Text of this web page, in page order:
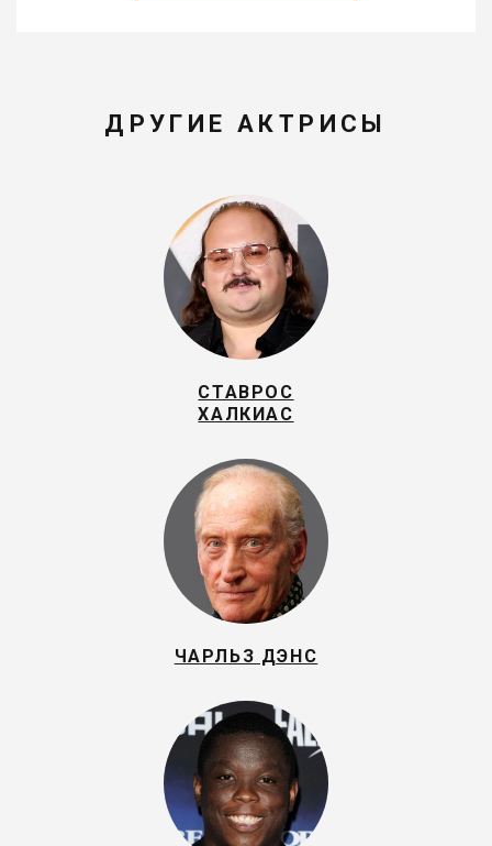
ДРУГИЕ АКТРИСЫ
СТАВРОС
ХАЛКИАС
ЧАРЛЬЗ ДЭНС